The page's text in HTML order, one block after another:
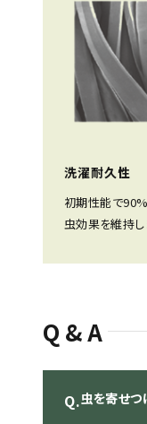
洗濯耐久性
初期性能で
虫効果を維持し
Q&A
Q.虫を寄せ